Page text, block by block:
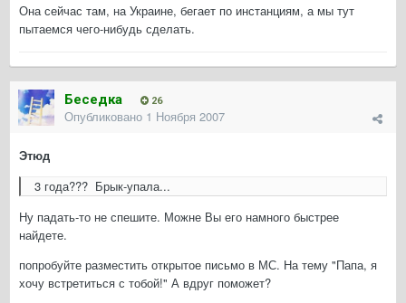
Она сейчас там, на Украине, бегает по инстанциям, а мы тут
пытаемся чего-нибудь сделать.
Беседка 26
Опубликовано 1 Ноября 2007
Этюд
3 года??? Брык-упала...
Ну падать-то не спешите. Можне Вы его намного быстрее
найдете.
попробуйте разместить открытое письмо в МС. На тему "Папа, я
хочу встретиться с тобой!" А вдруг поможет?